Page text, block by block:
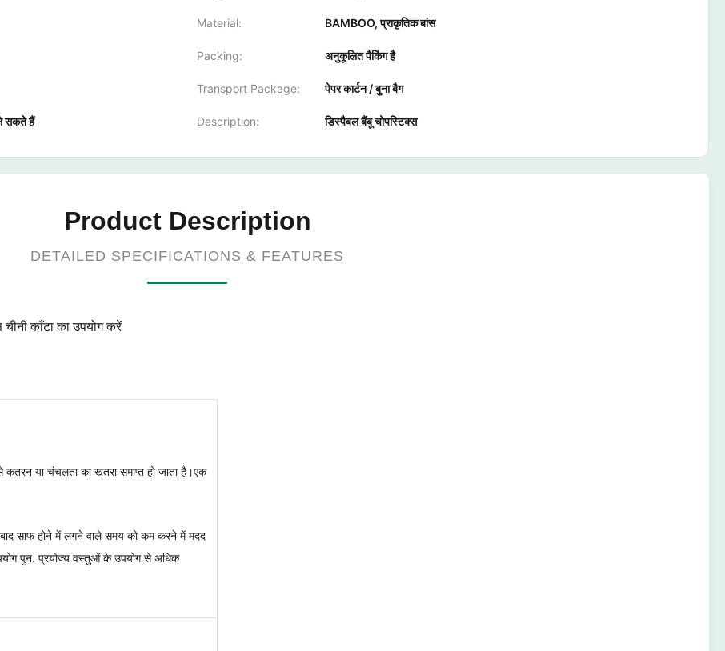
Material: BAMBOO, प्राकृतिक बांस
Packing: अनुकूलित पैकिंग है
Transport Package: पेपर कार्टन / बुना बैग
सकते हैं Description: डिस्पैबल बैंबू चोपस्टिक्स
Product Description
DETAILED SPECIFICATIONS & FEATURES
चीनी काँटा का उपयोग करें
या चंचलता का खतरा समाप्त हो जाता है।एक
साफ होने में लगने वाले समय को कम करने में मदद
पुन: प्रयोज्य वस्तुओं के उपयोग से अधिक